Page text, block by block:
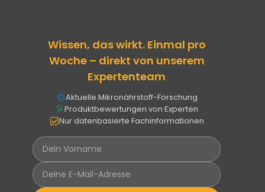
Wissen, das wirkt. Einmal pro
Woche – direkt von unserem
Expertenteam
Aktuelle Mikronährstoff-Forschung
Produktbewertungen von Experten
Nur datenbasierte Fachinformationen